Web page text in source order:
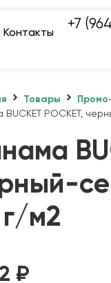
Контакты
+7
Товары
BUCKET POCKET,
г/м2
₽